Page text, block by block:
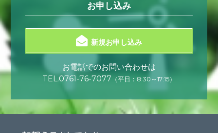
お申し込み
新規お申し込み
お電話でのお問い合わせは
TEL.0761-76-7077 （平日：8:30～17:15）